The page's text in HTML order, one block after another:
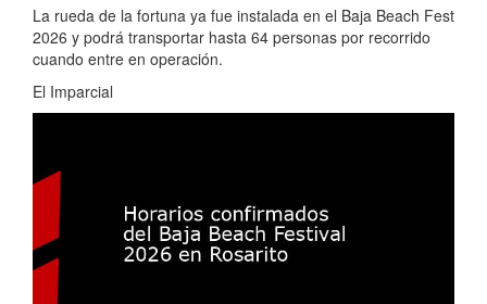
La rueda de la fortuna ya fue instalada en el Baja Beach Fest
2026 y podrá transportar hasta 64 personas por recorrido
cuando entre en operación.
El Imparcial